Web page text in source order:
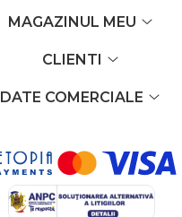
MAGAZINUL MEU
CLIENTI
DATE COMERCIALE